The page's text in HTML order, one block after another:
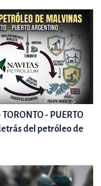
TORONTO - PUERTO
del petróleo de